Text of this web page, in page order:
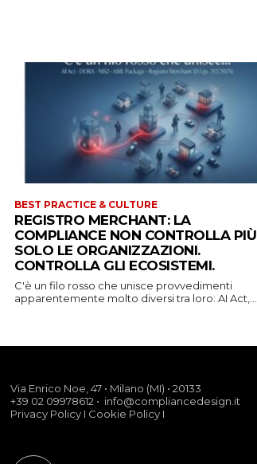
BEST PRACTICE & CULTURE
REGISTRO MERCHANT: LA
COMPLIANCE NON CONTROLLA PIÙ
SOLO LE ORGANIZZAZIONI.
CONTROLLA GLI ECOSISTEMI.
C'è un filo rosso che unisce provvedimenti
apparentemente molto diversi tra loro: AI Act,...
Via Enrico Noe, 47 • Milano (MI) • 20133
+39 02 09978612 • info@compliancedesign.it
Privacy Policy I Cookie Policy I